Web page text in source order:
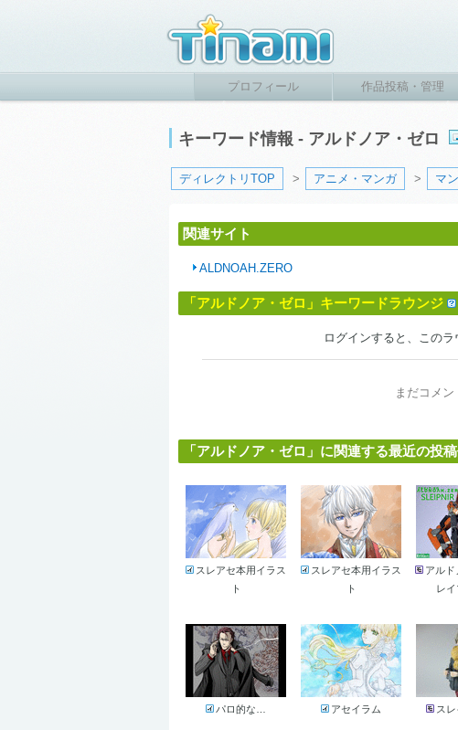
プロフィール 作品投稿・管理
キーワード情報 - アルドノア・ゼロ
ディレクトリTOP > アニメ・マンガ > マ
関連サイト
ALDNOAH.ZERO
「アルドノア・ゼロ」キーワードラウンジ
ログインすると、このラ
まだコメ
「アルドノア・ゼロ」に関連する最近の投
スレアセ本用イラス
ト
スレアセ本用イラス
ト
アルド
レ
パロ的な… アセイラム ス